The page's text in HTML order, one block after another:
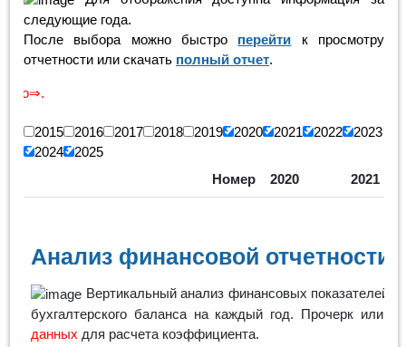
следующие года.
После выбора можно быстро перейти к просмотру
отчетности или скачать полный отчет.
2015 2016 2017 2018 2019 2020 2021 2022
2023
2024
2025
Номер
2020 2021
Анализ финансовой
Вертикальный анализ финансовых показателей
бухгалтерского баланса на каждый год. Прочерк или
данных для расчета коэффициента.